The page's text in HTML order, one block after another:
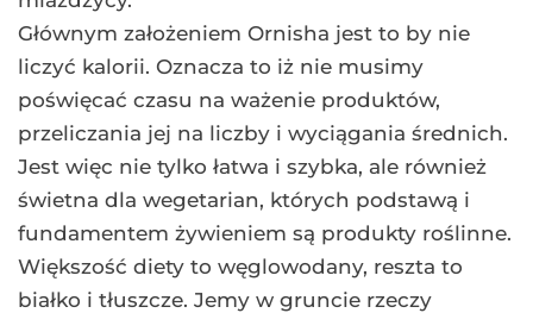
Głównym założeniem Ornisha jest to by nie
liczyć kalorii. Oznacza to iż nie musimy
poświęcać czasu na ważenie produktów,
przeliczania jej na liczby i wyciągania średnich.
Jest więc nie tylko łatwa i szybka, ale również
świetna dla wegetarian, których podstawą i
fundamentem żywieniem są produkty roślinne.
Większość diety to węglowodany, reszta to
białko i tłuszcze. Jemy w gruncie rzeczy